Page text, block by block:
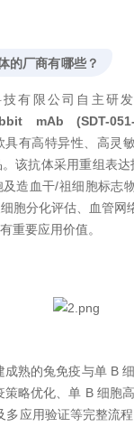
的厂商有哪些？
有限公司自主研
mAb (SDT-
具有高特异性、高灵
该抗体采用重组表
造血干/祖细胞标志
胞分化评估、血管网
重要应用价值。
成熟的兔免疫与单 B
策略优化、单 B 细胞
多应用验证等完整流